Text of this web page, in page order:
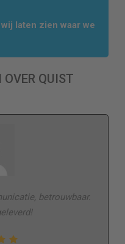
laten zien waar we
QUIST
betrouwbaar.